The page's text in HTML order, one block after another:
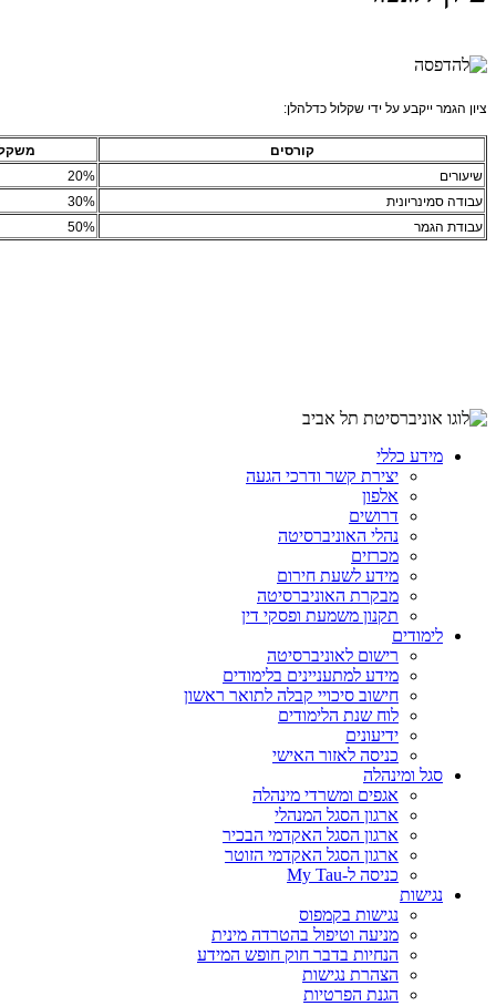
ציון הגמר ייקבע על ידי שקלול כדלהלן:
קורסים
שיעורים
20%
עבודה סמינריונית
30%
עבודת הגמר
50%
מידע כללי
יצירת קשר ודרכי הגעה
אלפון
דרושים
נהלי האוניברסיטה
מכרזים
מידע לשעת חירום
מבקרת האוניברסיטה
תקנון משמעת ופסקי דין
לימודים
רישום לאוניברסיטה
מידע למתעניינים בלימודים
חישוב סיכויי קבלה לתואר ראשון
לוח שנת הלימודים
ידיעונים
כניסה לאזור האישי
סגל ומינהלה
אגפים ומשרדי מינהלה
ארגון הסגל המנהלי
ארגון הסגל האקדמי הבכיר
ארגון הסגל האקדמי הזוטר
כניסה ל-My Tau
נגישות
נגישות בקמפוס
מניעה וטיפול בהטרדה מינית
הנחיות בדבר חוק חופש המידע
הצהרת נגישות
הגנת הפרטיות